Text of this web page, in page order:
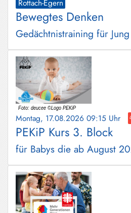
Rottach-Egern
Bewegtes Denken
Gedächtnistraining für
Montag, 17.08.2026 09:15 Uhr
PEKiP Kurs 3. Block
für Babys die ab August